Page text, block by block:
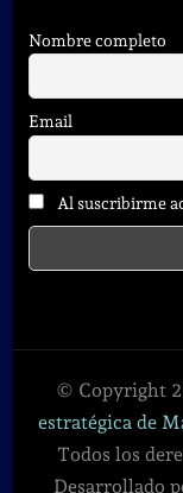
Nombre completo
Email
Al suscribirme
© Copyright
estratégica de
Todos los
Desarrollado